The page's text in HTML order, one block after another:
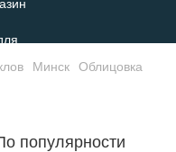
Минск Облицовка
популярности